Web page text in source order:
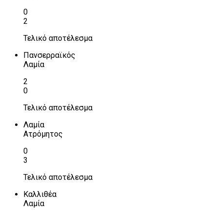
0
2
Τελικό αποτέλεσμα
Πανσερραϊκός
Λαμία
2
0
Τελικό αποτέλεσμα
Λαμία
Ατρόμητος
0
3
Τελικό αποτέλεσμα
Καλλιθέα
Λαμία